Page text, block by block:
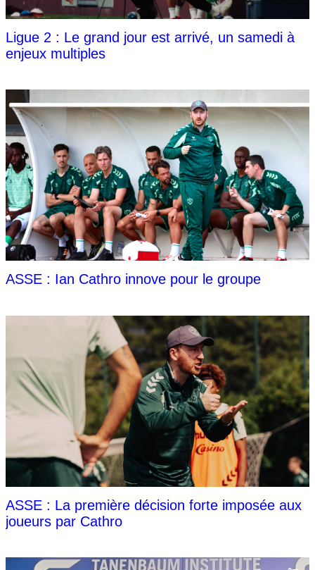
Ligue 2 : Le grand jour est arrivé, un samedi à
enjeux multiples
ASSE : Ian Cathro innove pour le groupe
ASSE : La première décision forte imposée aux
joueurs par Cathro